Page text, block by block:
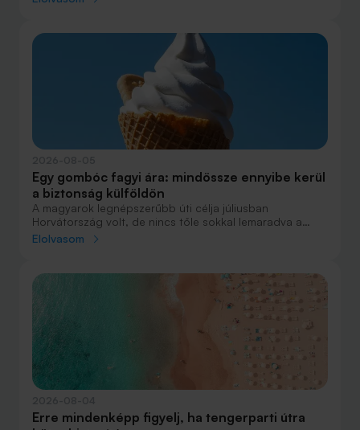
fogalmak közül, amelyekkel biztosan találkozol.
Egy gombóc fagyi ára: mindössze ennyibe kerül
a biztonság külföldön
A magyarok legnépszerűbb úti célja júliusban
Horvátország volt, de nincs tőle sokkal lemaradva a
júniust megnyerő Olaszország sem. A tengerparti
nyaralásnak, mint repülővel.
Elolvasom
Erre mindenképp figyelj, ha tengerparti útra